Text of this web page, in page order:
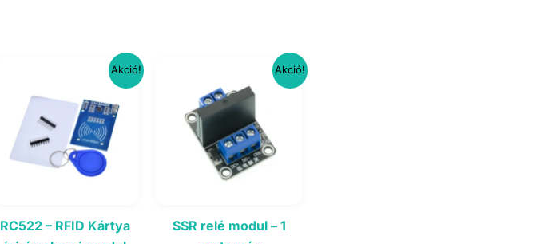
Akció!
RC522 – RFID Kártya
Akció!
SSR relé modul – 1